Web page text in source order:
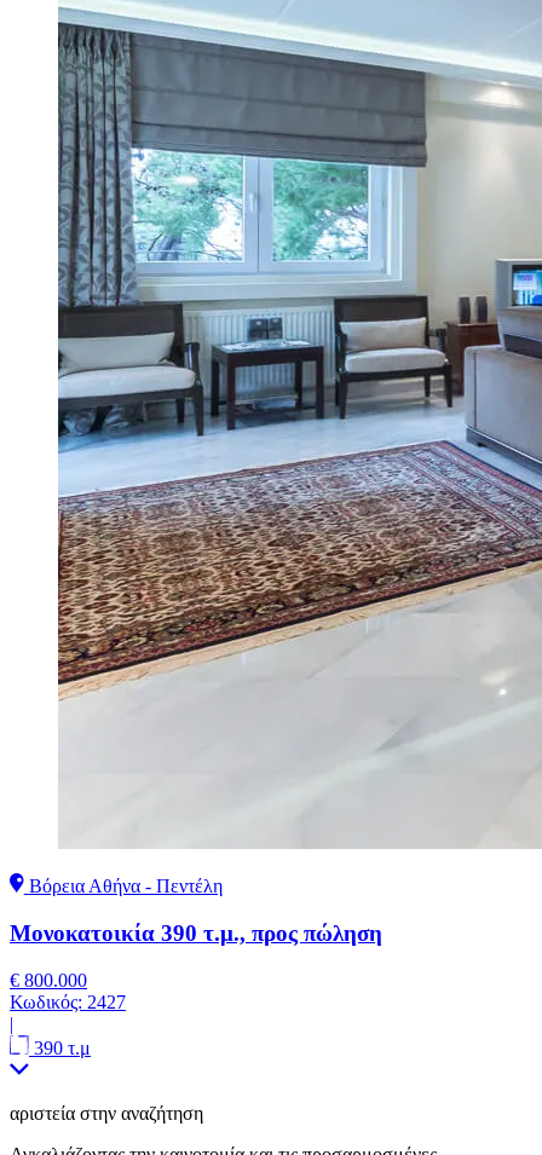
Βόρεια Αθήνα - Πεντέλη
Μονοκατοικία 390 τ.μ., προς πώληση
€ 800.000
Κωδικός: 2427
|
390 τ.μ
αριστεία στην αναζήτηση